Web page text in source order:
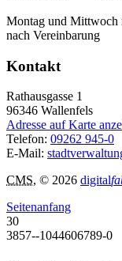
Montag und Mittwoch
nach Vereinbarung
Kontakt
Rathausgasse 1
96346 Wallenfels
Adresse auf Karte
Telefon: 09262 945-0
E-Mail:
CMS, © 2026 digital
Seitenanfang
30
3857--1044606789-0